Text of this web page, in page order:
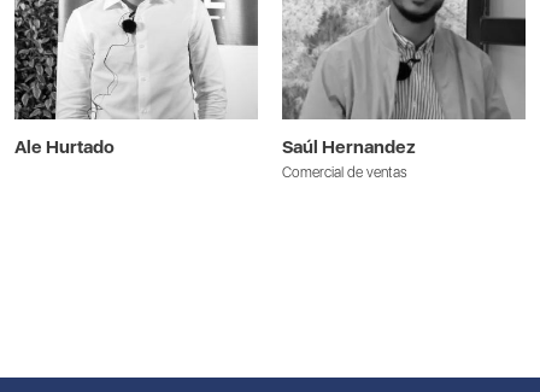
Ale Hurtado Saúl Hernandez
Comercial de ventas